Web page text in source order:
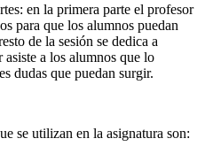
en la primera parte el profesor
para que los alumnos puedan
de la sesión se dedica a
a los alumnos que lo
dudas que puedan surgir.
se utilizan en la asignatura son: